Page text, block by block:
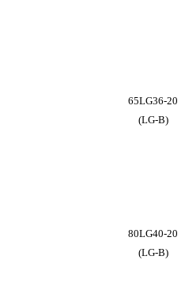
65LG36-20
(LG-B)
80LG40-20
(LG-B)